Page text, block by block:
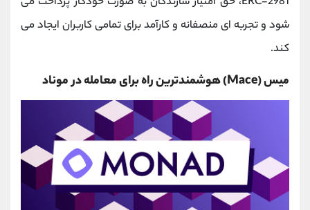
‌شود و تجربه ‌ای منصفانه و کارآمد برای تمامی کاربران ایجاد می‌
کند.
میس (Mace) هوشمندترین راه برای معامله در موناد